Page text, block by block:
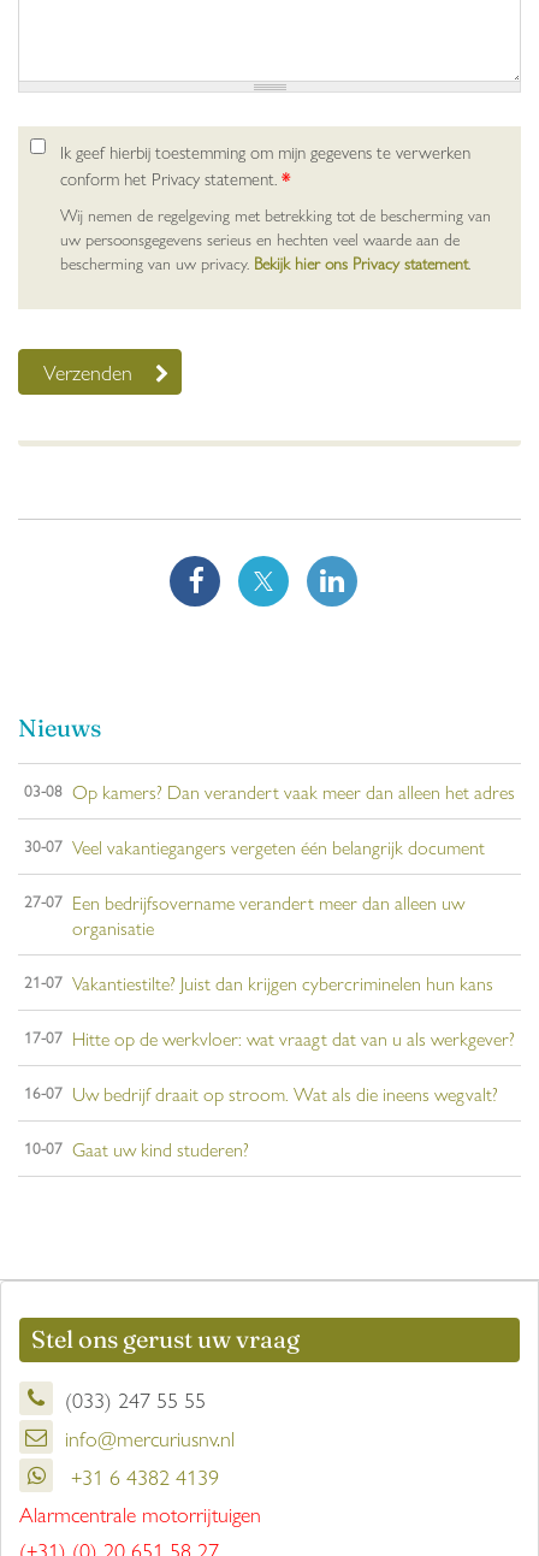
Ik geef hierbij toestemming om mijn gegevens te verwerken
conform het Privacy statement.*
Wij nemen de regelgeving met betrekking tot de bescherming van
uw persoonsgegevens serieus en hechten veel waarde aan de
bescherming van uw privacy. Bekijk hier ons Privacy statement.
Nieuws
03-08 Op kamers? Dan verandert vaak meer dan alleen het adres
30-07 Veel vakantiegangers vergeten één belangrijk document
27-07 Een bedrijfsovername verandert meer dan alleen uw
organisatie
21-07 Vakantiestilte? Juist dan krijgen cybercriminelen hun kans
17-07 Hitte op de werkvloer: wat vraagt dat van u als werkgever?
16-07 Uw bedrijf draait op stroom. Wat als die ineens wegvalt?
10-07 Gaat uw kind studeren?
Stel ons gerust uw vraag
(033) 247 55 55
info@mercuriusnv.nl
+31 6 4382 4139
Alarmcentrale motorrijtuigen
(+31) (0) 20 651 58 27